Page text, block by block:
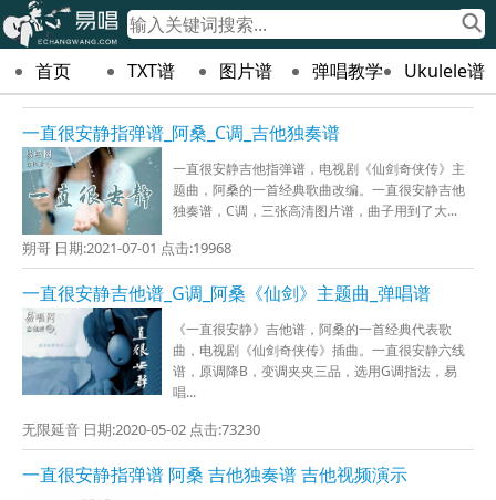
首页 TXT谱 图片谱 弹唱教学 Ukulele谱
一直很安静指弹谱_阿桑_C调_吉他独奏谱
一直很安静吉他指弹谱，电视剧《仙剑奇侠传》主
题曲，阿桑的一首经典歌曲改编。一直很安静吉他
独奏谱，C调，三张高清图片谱，曲子用到了大...
朔哥 日期:2021-07-01 点击:19968
一直很安静吉他谱_G调_阿桑《仙剑》主题曲_弹唱谱
《一直很安静》吉他谱，阿桑的一首经典代表歌
曲，电视剧《仙剑奇侠传》插曲。一直很安静六线
谱，原调降B，变调夹夹三品，选用G调指法，易
唱...
无限延音 日期:2020-05-02 点击:73230
一直很安静指弹谱 阿桑 吉他独奏谱 吉他视频演示